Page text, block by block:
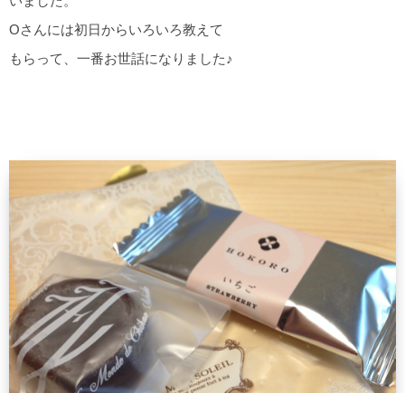
Oさんには初日からいろいろ教えて
もらって、一番お世話になりました♪